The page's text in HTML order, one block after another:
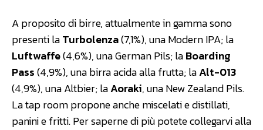
A proposito di birre, attualmente in gamma sono
presenti laTurbolenza(7,1%), una Modern IPA; la
Luftwaffe(4,6%), una German Pils; laBoarding
Pass(4,9%), una birra acida alla frutta; laAlt-013
(4,9%), una Altbier; laAoraki, una New Zealand Pils.
La tap room propone anche miscelati e distillati,
panini e fritti. Per saperne di più potete collegarvi alla